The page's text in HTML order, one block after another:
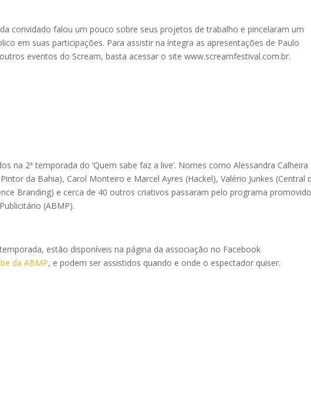
convidado falou um pouco sobre seus projetos de trabalho e pincelaram um
em suas participações. Para assistir na íntegra as apresentações de Paulo
eventos do Scream, basta acessar o site www.screamfestival.com.br.
na 2ª temporada do ‘Quem sabe faz a live’. Nomes como Alessandra Calheira
da Bahia), Carol Monteiro e Marcel Ayres (Hackel), Valério Junkes (Central
Branding) e cerca de 40 outros criativos passaram pelo programa promovido
(ABMP).
estão disponíveis na página da associação no Facebook
da ABMP, e podem ser assistidos quando e onde o espectador quiser.